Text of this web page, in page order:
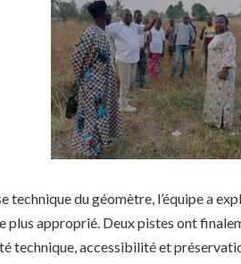
technique du géomètre, l’équipe a
plus approprié. Deux pistes ont
technique, accessibilité et